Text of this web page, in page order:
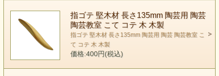
指ゴテ 堅木材 長さ135mm 陶芸用 陶芸
陶芸教室 こて コテ 木 木製
指ゴテ 堅木材 長さ135mm 陶芸用 陶芸 陶芸教室 こ
て コテ 木 木製
価格:400円(税込)